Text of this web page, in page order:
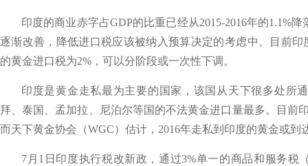
印度的商业赤字占GDP的比重已经从2015-2016年的1.1%
逐渐改善，降低进口税应该被纳入预算决定的考虑中。目前印
的黄金进口税为2%，可以分阶段或一次性下调。
印度是黄金走私最为主要的国家，该国从天下很多处所
拜、泰国、孟加拉、尼泊尔等国的不法黄金进口量最多。目前
而天下黄金协会（WGC）估计，2016年走私到印度的黄金或到
7月1日印度执行税改新政，通过3%单一的商品和服务税